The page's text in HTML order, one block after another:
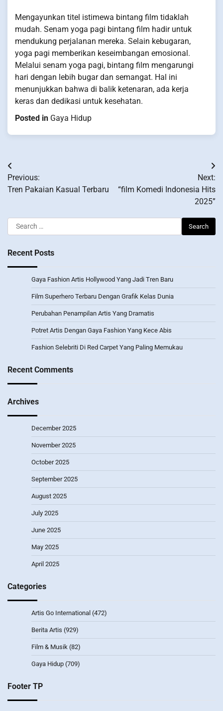
Mengayunkan titel istimewa bintang film tidaklah
mudah. Senam yoga pagi bintang film hadir untuk
mendukung perjalanan mereka. Selain kebugaran,
yoga pagi memberikan keseimbangan emosional.
Melalui senam yoga pagi, bintang film mengarungi
hari dengan lebih bugar dan semangat. Hal ini
menunjukkan bahwa di balik ketenaran, ada kerja
keras dan dedikasi untuk kesehatan.
Posted in Gaya Hidup
Post
navigation
Previous:
Tren Pakaian Kasual Terbaru
Next:
“film Komedi Indonesia Hits
2025”
Search
for:
Recent Posts
Gaya Fashion Artis Hollywood Yang Jadi Tren Baru
Film Superhero Terbaru Dengan Grafik Kelas Dunia
Perubahan Penampilan Artis Yang Dramatis
Potret Artis Dengan Gaya Fashion Yang Kece Abis
Fashion Selebriti Di Red Carpet Yang Paling Memukau
Recent Comments
Archives
December 2025
November 2025
October 2025
September 2025
August 2025
July 2025
June 2025
May 2025
April 2025
Categories
Artis Go International (472)
Berita Artis (929)
Film & Musik (82)
Gaya Hidup (709)
Footer TP